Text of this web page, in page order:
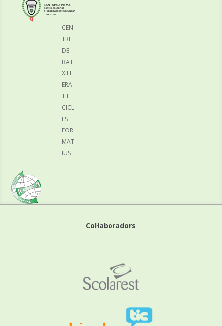
CEN
TRE
DE
BAT
XILL
ERA
T I
CICL
ES
FOR
MAT
IUS
Col·laboradors